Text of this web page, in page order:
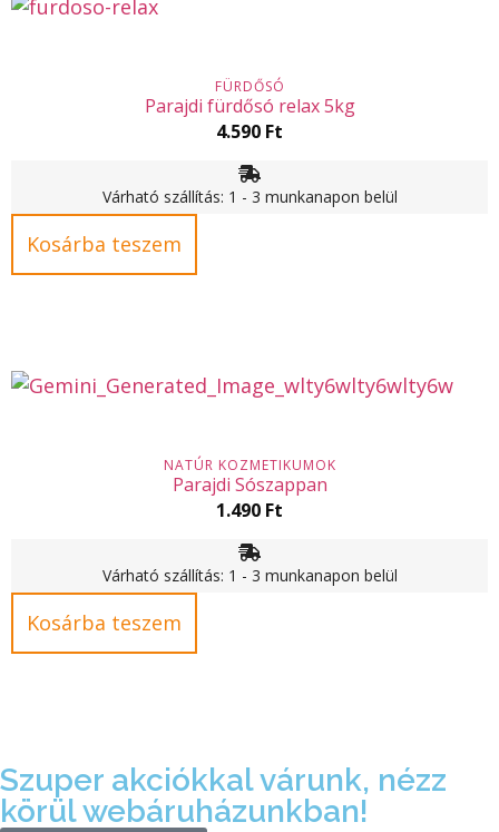
FÜRDŐSÓ
Parajdi fürdősó relax 5kg
4.590 Ft
Várható szállítás: 1 - 3 munkanapon belül
Kosárba teszem
NATÚR KOZMETIKUMOK
Parajdi Sószappan
1.490 Ft
Várható szállítás: 1 - 3 munkanapon belül
Kosárba teszem
Szuper akciókkal várunk, nézz
körül webáruházunkban!